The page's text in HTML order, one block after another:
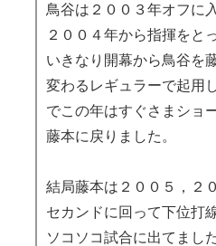
鳥谷は２００３年オフに
２００４年から指揮をと
いきなり開幕から鳥谷を
変わるレギュラーで起用
でこの年はすぐさまショ
藤本に戻りました。
結局藤本は２００５，２
セカンドに回って下位打
ソコソコ試合に出てました